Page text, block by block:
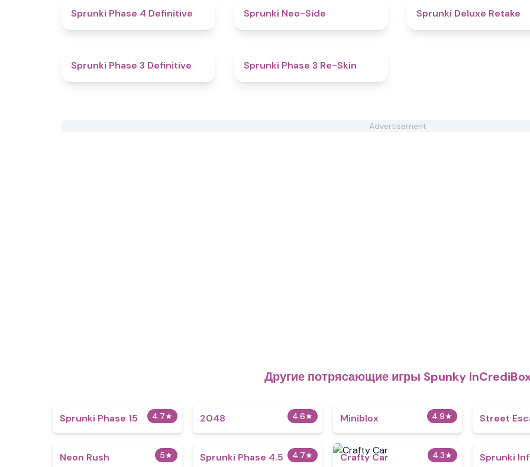
Sprunki Phase 4 Definitive Sprunki Neo-Side Sprunki Deluxe Retake
Sprunki Phase 3 Definitive Sprunki Phase 3 Re-Skin
Advertisement
Другие потрясающие игры Spunky
4.7★
Sprunki Phase 15 4.6★
2048 4.9★
Miniblox Street
5★
Neon Rush 4.7★
Sprunki Phase 4.5 4.3★
Crafty Car Sprunki